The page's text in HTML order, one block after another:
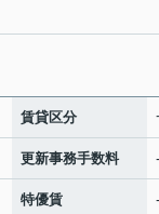
賃貸区分
更新事務手数料 -
特優賃 -